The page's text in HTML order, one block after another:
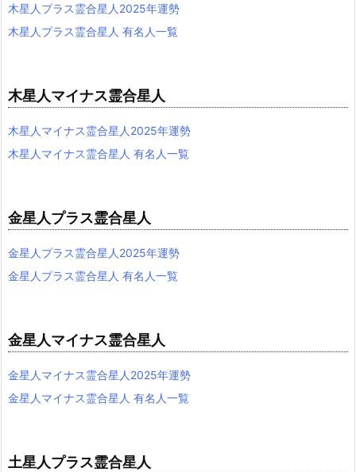
木星人プラス霊合星人2025年運勢
木星人プラス霊合星人 有名人一覧
木星人マイナス霊合星人
木星人マイナス霊合星人2025年運勢
木星人マイナス霊合星人 有名人一覧
金星人プラス霊合星人
金星人プラス霊合星人2025年運勢
金星人プラス霊合星人 有名人一覧
金星人マイナス霊合星人
金星人マイナス霊合星人2025年運勢
金星人マイナス霊合星人 有名人一覧
土星人プラス霊合星人